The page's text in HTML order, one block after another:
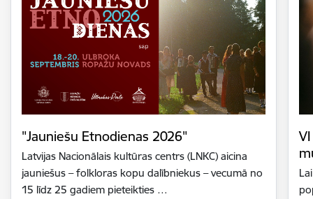
"Jauniešu Etnodienas 2026"
Latvijas Nacionālais kultūras centrs (LNKC) aicina
jauniešus – folkloras kopu dalībniekus – vecumā no
15 līdz 25 gadiem pieteikties …